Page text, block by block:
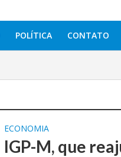
POLÍTICA CONTATO
ECONOMIA
IGP-M, que